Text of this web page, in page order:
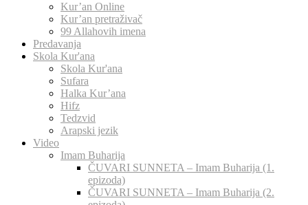
Kur’an Online
Kur’an pretraživač
99 Allahovih imena
Predavanja
Skola Kur'ana
Skola Kur'ana
Sufara
Halka Kur’ana
Hifz
Tedzvid
Arapski jezik
Video
Imam Buharija
ČUVARI SUNNETA – Imam Buharija (1.
epizoda)
ČUVARI SUNNETA – Imam Buharija (2.